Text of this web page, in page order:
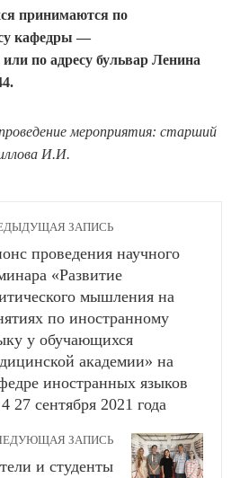
принимаются по
кафедры —
или по адресу бульвар Ленина
мероприятия: старший
И.И.
ЗАПИСЬ
проведения научного
«Развитие
мышления на
по иностранному
у обучающихся
академии» на
иностранных языков
27 сентября 2021 года
ЗАПИСЬ
и студенты